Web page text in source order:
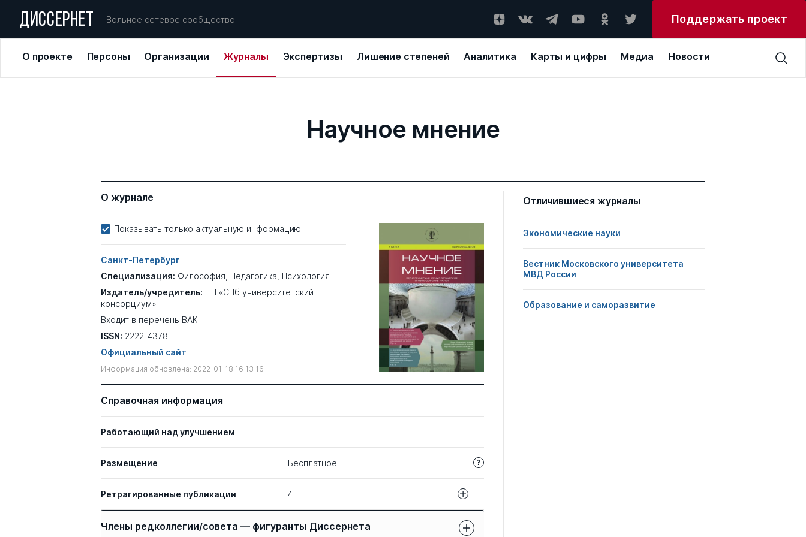
ДИССЕРНЕТ Вольное сетевое сообщество Поддержать проект
О проекте Персоны Организации Журналы Экспертизы Лишение степеней Аналитика Карты и цифры Медиа Новости
Научное мнение
О журнале
Показывать только актуальную информацию
Санкт-Петербург
Специализация: Философия Педагогика Психология
Издатель/учредитель: НП «СПб университетский
консорциум»
Входит в перечень ВАК
ISSN: 2222-4378
Официальный сайт
Информация обновлена: 2022-01-18 16:13:16
Справочная информация
Работающий над улучшением
Размещение Бесплатное
Ретрагированные публикации 4
Члены редколлегии/совета — фигуранты Диссернета
Отличившиеся журналы
Экономические науки
Вестник Московского университета
МВД России
Образование и саморазвитие